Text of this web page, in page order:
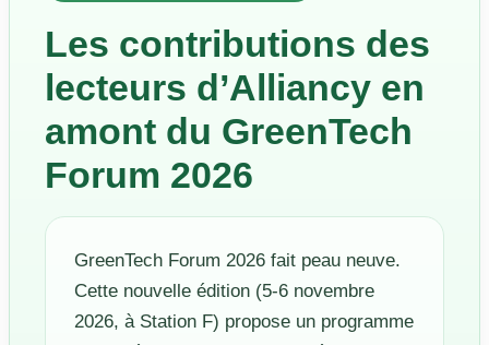
Les contributions des
lecteurs d’Alliancy en
amont du GreenTech
Forum 2026
GreenTech Forum 2026 fait peau neuve.
Cette nouvelle édition (5-6 novembre
2026, à Station F) propose un programme